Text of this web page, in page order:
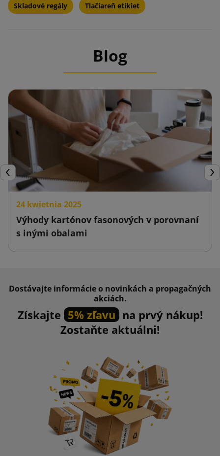
Skladové regály Tlačiareň etikiet
Blog
Späť
24 kwietnia 2025
Výhody kartónov fasonových v porovnaní
s inými obalami
Dostávajte informácie o novinkách a propagačných
akciách.
Získajte 5% zľavu na prvý nákup!
Zostaňte aktuálni!